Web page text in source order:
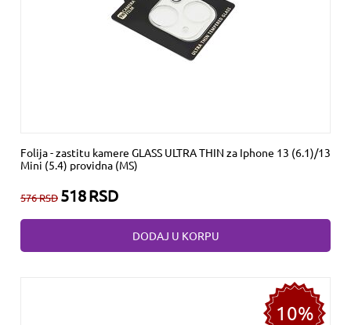
Folija - zastitu kamere GLASS ULTRA THIN za Iphone 13 (6.1)/13
Mini (5.4) providna (MS)
576RSD 518RSD
DODAJ U KORPU
10%